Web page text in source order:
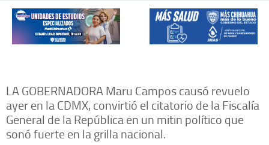
LA GOBERNADORA Maru Campos causó revuelo
ayer en la CDMX, convirtió el citatorio de la Fiscalía
General de la República en un mitin político que
sonó fuerte en la grilla nacional.